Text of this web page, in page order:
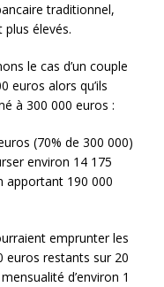
traditionnel,
élevés.
le cas d’un couple
euros alors qu’ils
à 300 000 euros :
(70% de 300 000)
environ 14 175
apportant 190 000
emprunter les
euros restants sur 20
d’environ 1